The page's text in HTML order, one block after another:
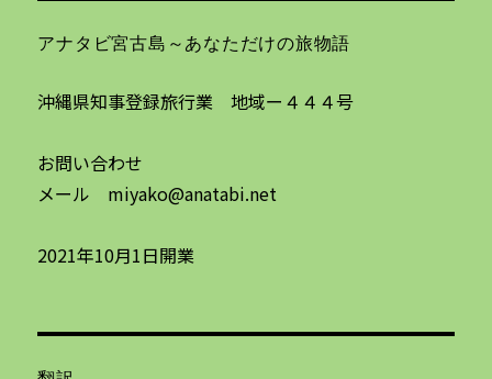
アナタビ宮古島～あなただけの旅物語
沖縄県知事登録旅行業 地域ー４４４号
お問い合わせ
メール miyako@anatabi.net
2021年10月1日開業